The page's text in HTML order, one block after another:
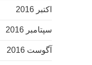
اکتبر 2016
سپتامبر 2016
آگوست 2016